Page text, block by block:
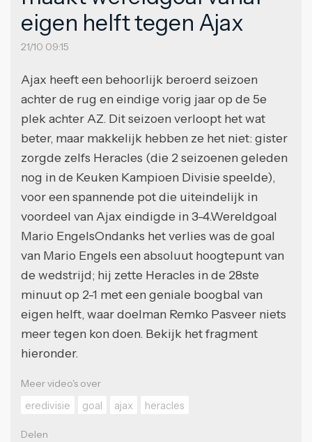
eigen helft tegen Ajax
21/10 09:15
Ajax heeft een behoorlijk beroerd seizoen
achter de rug en eindige vorig jaar op de 5e
plek achter AZ. Dit seizoen verloopt het wat
beter, maar makkelijk hebben ze het niet: gister
zorgde zelfs Heracles (die 2 seizoenen geleden
nog in de Keuken Kampioen Divisie speelde),
voor een spannende pot die uiteindelijk in
voordeel van Ajax eindigde in 3-4.Wereldgoal
Mario EngelsOndanks het verlies was de goal
van Mario Engels een absoluut hoogtepunt van
de wedstrijd; hij zette Heracles in de 28ste
minuut op 2-1 met een geniale boogbal van
eigen helft, waar doelman Remko Pasveer niets
meer tegen kon doen. Bekijk het fragment
hieronder.
Meer video's over
eredivisie
goal ajax heracles
Delen